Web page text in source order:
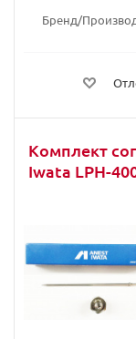
Бренд/
Комплект
Iwata LPH-